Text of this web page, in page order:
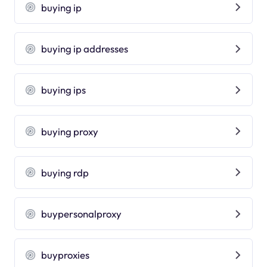
buying ip
buying ip addresses
buying ips
buying proxy
buying rdp
buypersonalproxy
buyproxies